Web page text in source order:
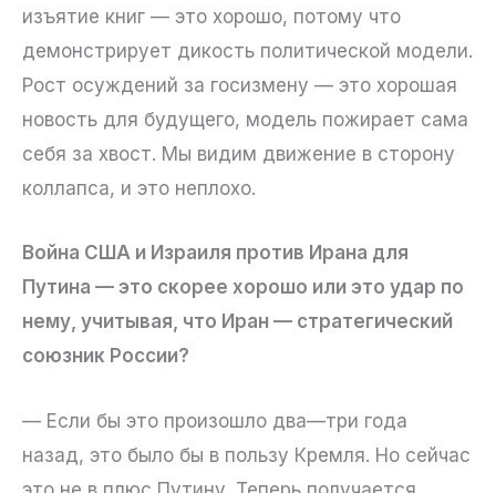
изъятие книг — это хорошо, потому что
демонстрирует дикость политической модели.
Рост осуждений за госизмену — это хорошая
новость для будущего, модель пожирает сама
себя за хвост. Мы видим движение в сторону
коллапса, и это неплохо.
Война США и Израиля против Ирана для
Путина — это скорее хорошо или это удар по
нему, учитывая, что Иран — стратегический
союзник России?
— Если бы это произошло два—три года
назад, это было бы в пользу Кремля. Но сейчас